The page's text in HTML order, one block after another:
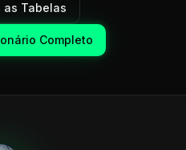
as Tabelas
Completo